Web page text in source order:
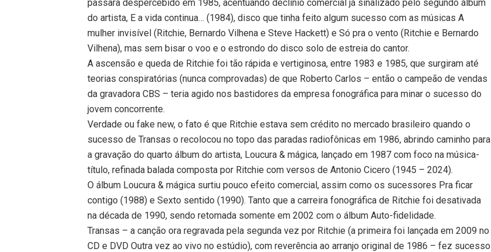
passara despercebido em 1985, acentuando declínio comercial já sinalizado pelo segundo álbum
do artista, E a vida continua… (1984), disco que tinha feito algum sucesso com as músicas A
mulher invisível (Ritchie, Bernardo Vilhena e Steve Hackett) e Só pra o vento (Ritchie e Bernardo
Vilhena), mas sem bisar o voo e o estrondo do disco solo de estreia do cantor.
A ascensão e queda de Ritchie foi tão rápida e vertiginosa, entre 1983 e 1985, que surgiram até
teorias conspiratórias (nunca comprovadas) de que Roberto Carlos – então o campeão de vendas
da gravadora CBS – teria agido nos bastidores da empresa fonográfica para minar o sucesso do
jovem concorrente.
Verdade ou fake new, o fato é que Ritchie estava sem crédito no mercado brasileiro quando o
sucesso de Transas o recolocou no topo das paradas radiofônicas em 1986, abrindo caminho para
a gravação do quarto álbum do artista, Loucura & mágica, lançado em 1987 com foco na música-
título, refinada balada composta por Ritchie com versos de Antonio Cicero (1945 – 2024).
O álbum Loucura & mágica surtiu pouco efeito comercial, assim como os sucessores Pra ficar
contigo (1988) e Sexto sentido (1990). Tanto que a carreira fonográfica de Ritchie foi desativada
na década de 1990, sendo retomada somente em 2002 com o álbum Auto-fidelidade.
Transas – a canção ora regravada pela segunda vez por Ritchie (a primeira foi lançada em 2009 no
CD e DVD Outra vez ao vivo no estúdio), com reverência ao arranjo original de 1986 – fez sucesso